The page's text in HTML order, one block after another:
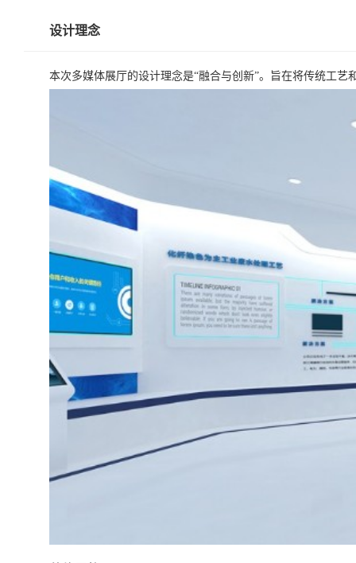
设计理念
本次多媒体展厅的设计理念是“融合与创新”。旨在将传统工